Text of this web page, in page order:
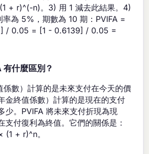
+ r)^(-n)。3) 用 1 減去此結果。4)
率為 5%，期數為 10 期：PVIFA =
/ 0.05 = [1 - 0.6139] / 0.05 =
有什麼區別？
係數）計算的是未來支付在今天的價
金終值係數）計算的是現在的支付
少。PVIFA 將未來支付折現為現
支付復利為終值。它們的關係是：
(1 + r)^n。